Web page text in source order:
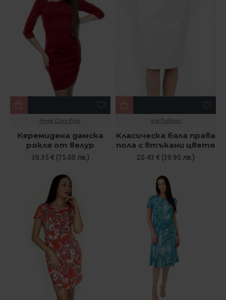
Рени Стил Русе
Керемидена дамска
рокля от велур
38.35 € (75.00 лв.)
mar.fashion
Класическа бяла права
пола с втъкани цветя
20.43 € (39.95 лв.)